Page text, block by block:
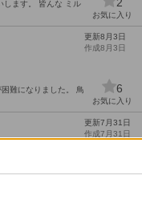
します。 皆んな ミル
お気に入り
難になりました。 鳥
更新8月3日
作成8月3日
6
お気に入り
るので大丈夫な方にお
更新7月31日
作成7月31日
1